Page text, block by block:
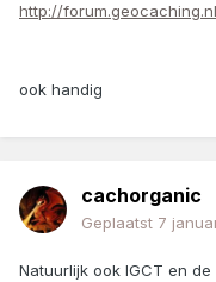
http://
ook handig
cachorganic
Geplaatst 7
Natuurlijk ook IGCT en